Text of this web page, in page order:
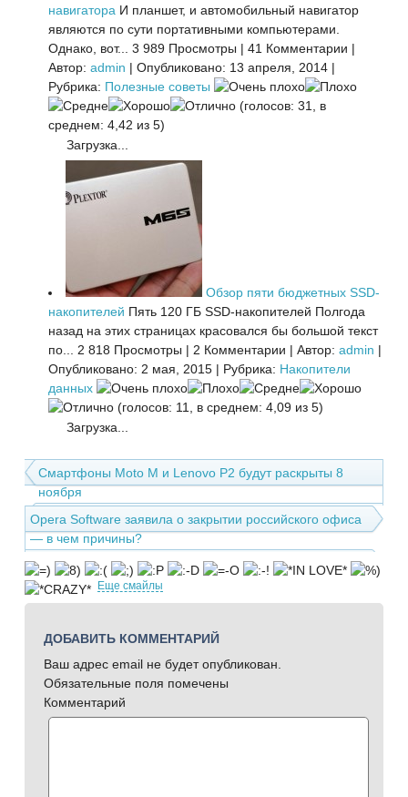
навигатора И планшет, и автомобильный навигатор
являются по сути портативными компьютерами.
Однако, вот... 3 989 Просмотры | 41 Комментарии |
Автор: admin | Опубликовано: 13 апреля, 2014 |
Рубрика: Полезные советы
(голосов: 31, в
среднем: 4,42 из 5)
Загрузка...
Обзор пяти бюджетных SSD-
накопителей Пять 120 ГБ SSD-накопителей Полгода
назад на этих страницах красовался бы большой текст
по... 2 818 Просмотры | 2 Комментарии | Автор: admin |
Опубликовано: 2 мая, 2015 | Рубрика: Накопители
данных
(голосов: 11, в среднем: 4,09 из 5)
Загрузка...
Смартфоны Moto M и Lenovo P2 будут раскрыты 8
ноября
Opera Software заявила о закрытии российского офиса
— в чем причины?
Еще смайлы
ДОБАВИТЬ КОММЕНТАРИЙ
Ваш адрес email не будет опубликован.
Обязательные поля помечены
Комментарий